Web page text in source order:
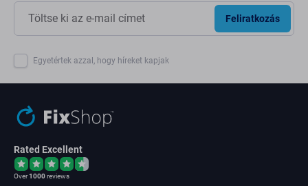
Feliratkozás
Egyetértek azzal, hogy híreket kapjak
Rated Excellent
Over1000reviews